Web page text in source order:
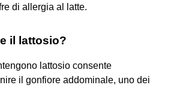
di allergia al latte.
il lattosio?
lattosio consente
il gonfiore addominale, uno dei